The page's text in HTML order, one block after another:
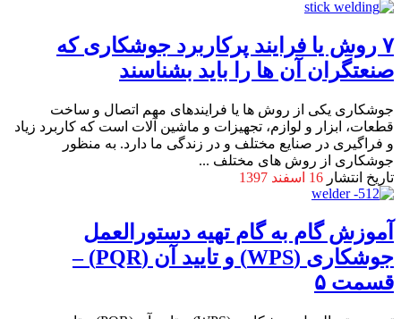
۷ روش یا فرایند پرکاربرد جوشکاری که
صنعتگران آن ها را باید بشناسند
جوشکاری یکی از روش ها یا فرایندهای مهم اتصال و ساخت
قطعات، ابزار و لوازم، تجهیزات و ماشین آلات است که کاربرد زیاد
و فراگیری در صنایع مختلف و در زندگی ما دارد. به منظور
جوشکاری از روش های مختلف ...
تاریخ انتشار 16 اسفند 1397
آموزش گام به گام تهیه دستورالعمل
جوشکاری (WPS) و تایید آن (PQR) –
قسمت ۵